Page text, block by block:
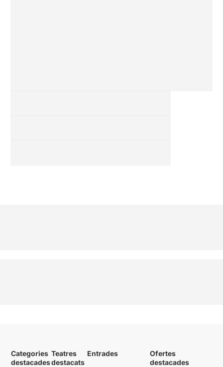
Categories
destacades
Teatres
destacats
Entrades
Ofertes
destacades